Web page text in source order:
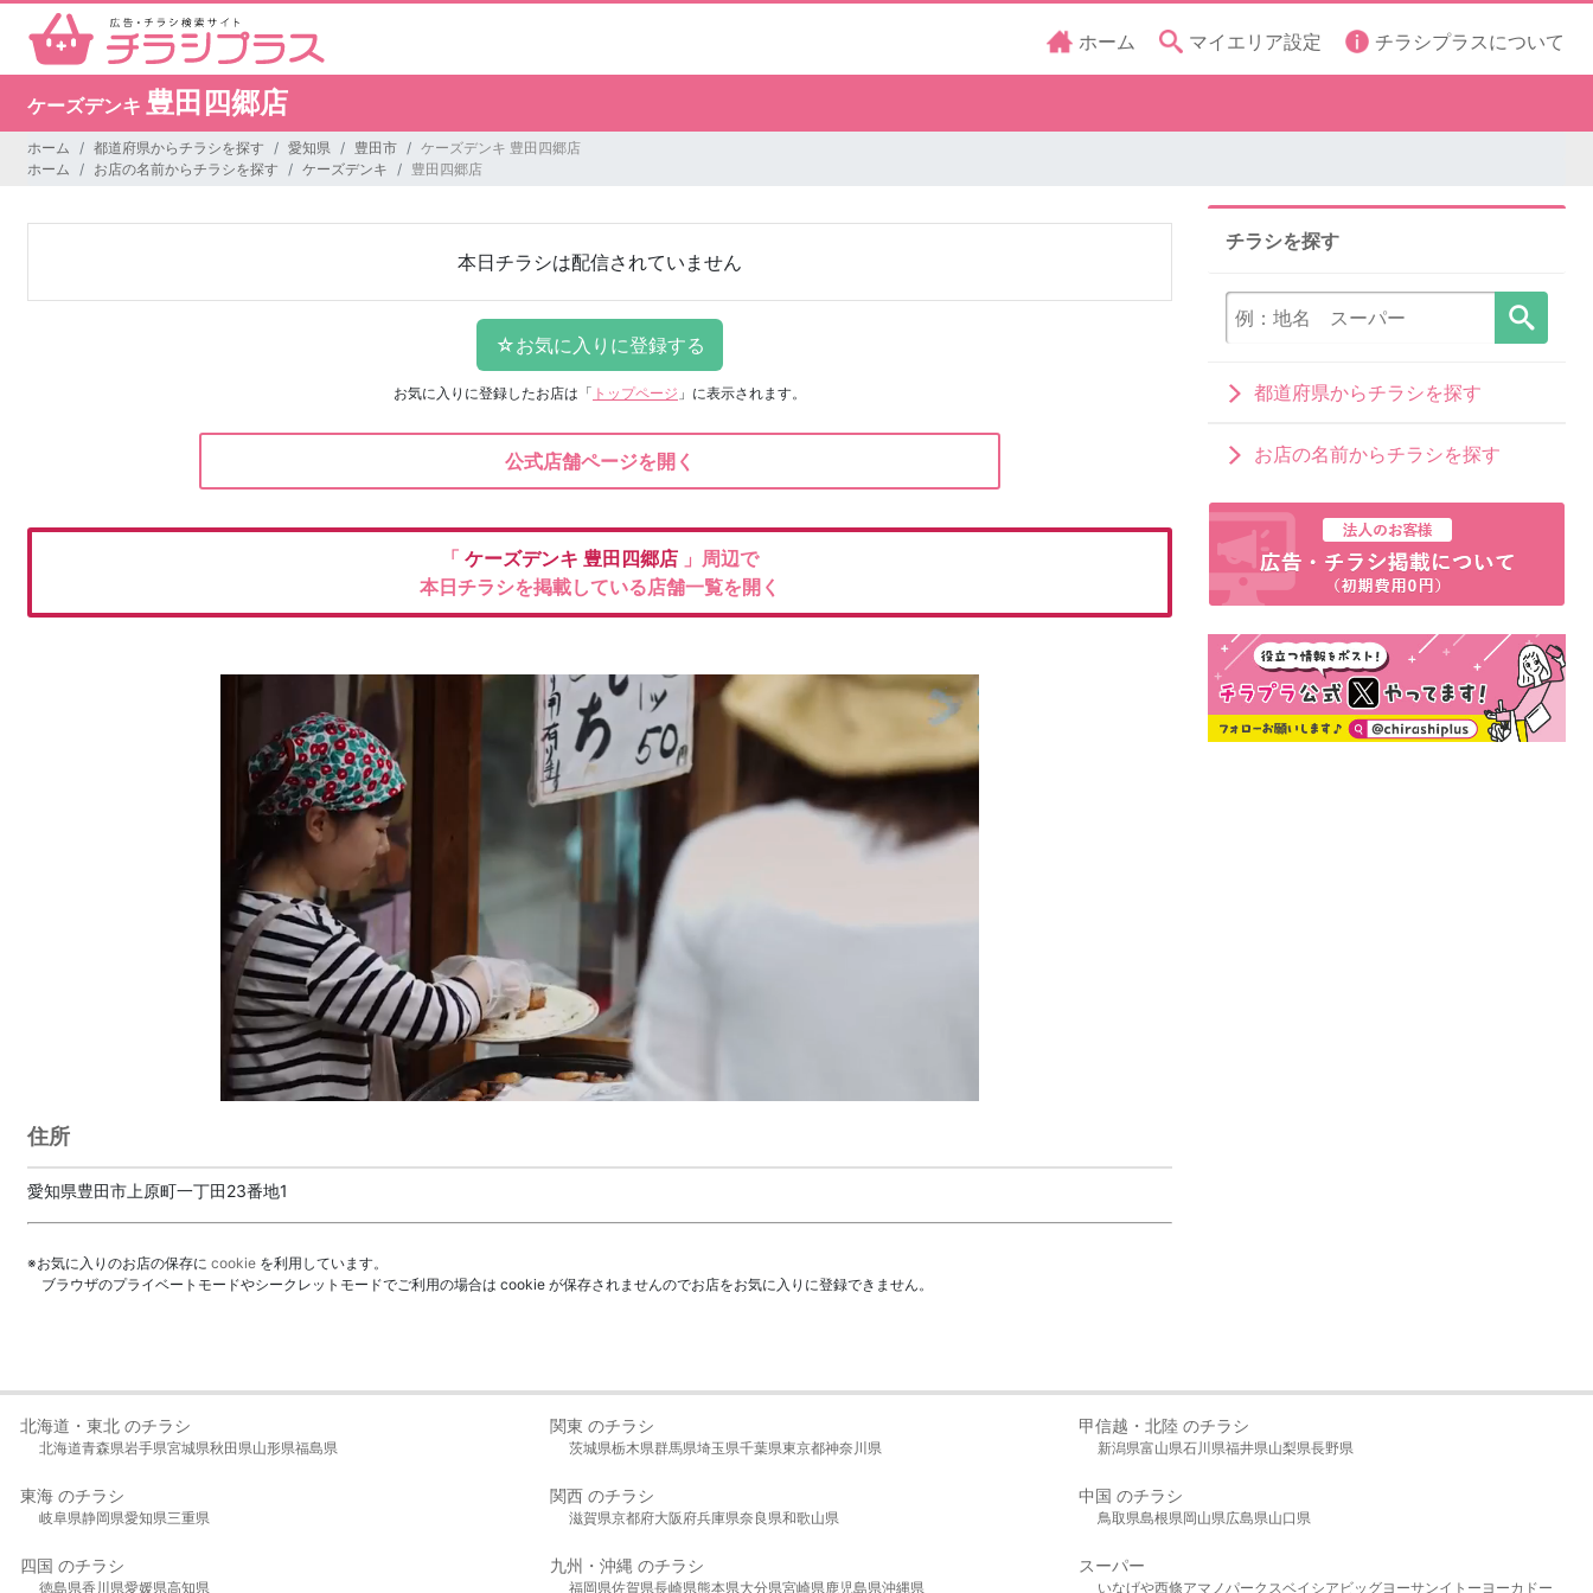
ホーム マイエリア設定 チラシプラスについて
ケーズデンキ 豊田四郷店
ホーム 都道府県からチラシを探す 愛知県 豊田市
ケーズデンキ 豊田四郷店
ホーム
お店の名前からチラシを探す ケーズデンキ 豊田四郷店
本日チラシは配信されていません
お気に入りに登録したお店は 「 トップページ 」に表示されます。
公式店舗ページを開く
「 ケーズデンキ 豊田四郷店 」周辺で
本日チラシを掲載している店舗一覧を開く
住所
愛知県豊田市上原町一丁田23番地1
※お気に入りのお店の保存に cookie を利用しています。
ブラウザのプライベートモードやシークレットモードでご利用の場合は cookie が保存されませんのでお店をお気に入りに登録できません。
チラシを探す
都道府県からチラシを探す
お店の名前からチラシを探す
北海道・東北 のチラシ
北海道青森県岩手県宮城県秋田県山形県福島県
関東 のチラシ
茨城県栃木県群馬県埼玉県千葉県東京都神奈川県
甲信越・北陸 のチラシ
新潟県富山県石川県福井県山梨県長野県
東海 のチラシ
岐阜県静岡県愛知県三重県
関西 のチラシ
滋賀県京都府大阪府兵庫県奈良県和歌山県
中国 のチラシ
鳥取県島根県岡山県広島県山口県
四国 のチラシ
徳島県香川県愛媛県高知県
九州・沖縄 のチラシ
福岡県佐賀県長崎県熊本県大分県宮崎県鹿児島県沖縄県
スーパー
いなげや西條アマノパークスベイシア ビッグヨーサンイトーヨーカドー